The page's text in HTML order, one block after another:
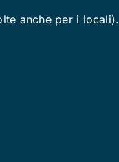
anche per i locali).